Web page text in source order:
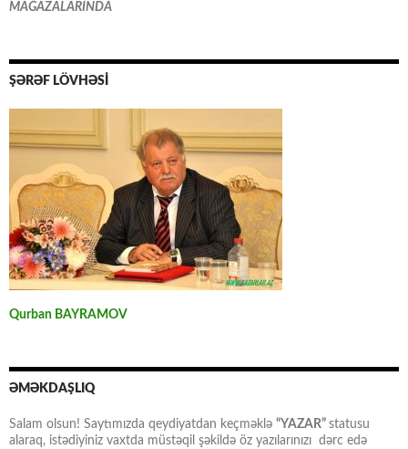
MAĞAZALARINDA
ŞƏRƏF LÖVHƏSİ
Qurban BAYRAMOV
ƏMƏKDAŞLIQ
Salam olsun! Saytımızda qeydiyatdan keçməklə “YAZAR” statusu
alaraq, istədiyiniz vaxtda müstəqil şəkildə öz yazılarınızı dərc edə